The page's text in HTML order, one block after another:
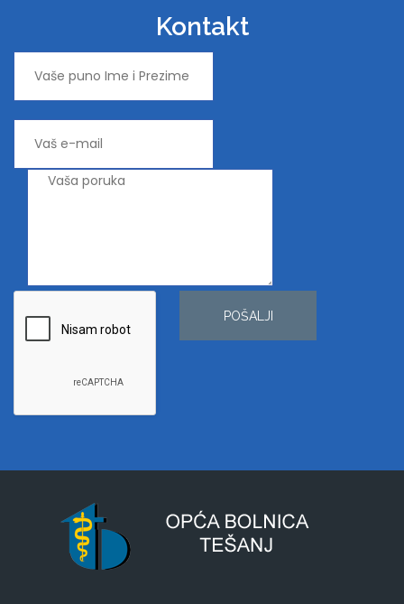
Kontakt
POŠALJI